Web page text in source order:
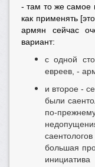
- там то же самое
как применять
армян сейчас
вариант:
с одной
евреев, -
и второе -
были
по-
большая